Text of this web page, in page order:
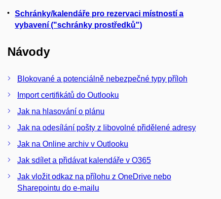
Schránky/kalendáře pro rezervaci místností a
vybavení ("schránky prostředků")
Návody
Blokované a potenciálně nebezpečné typy příloh
Import certifikátů do Outlooku
Jak na hlasování o plánu
Jak na odesílání pošty z libovolné přidělené adresy
Jak na Online archiv v Outlooku
Jak sdílet a přidávat kalendáře v O365
Jak vložit odkaz na přílohu z OneDrive nebo
Sharepointu do e-mailu